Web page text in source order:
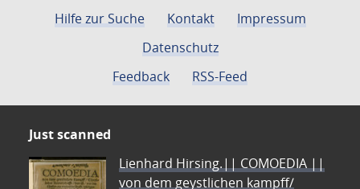
Hilfe zur Suche Kontakt
Impressum
Datenschutz
Feedback
RSS-Feed
Just scanned
Lienhard Hirsing.|| COMOEDIA ||
von dem geystlichen kampff/